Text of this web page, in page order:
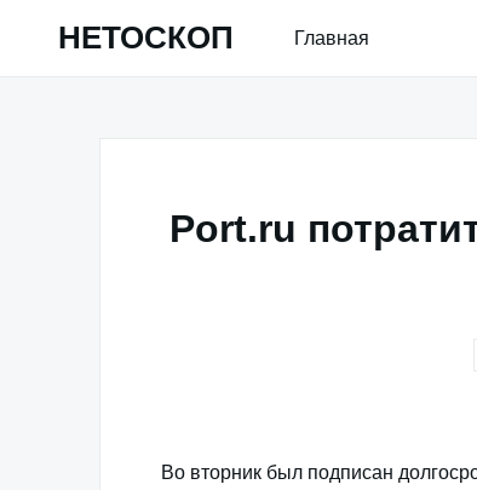
НЕТОСКОП Главная
Port.ru
Во вторник был подписан